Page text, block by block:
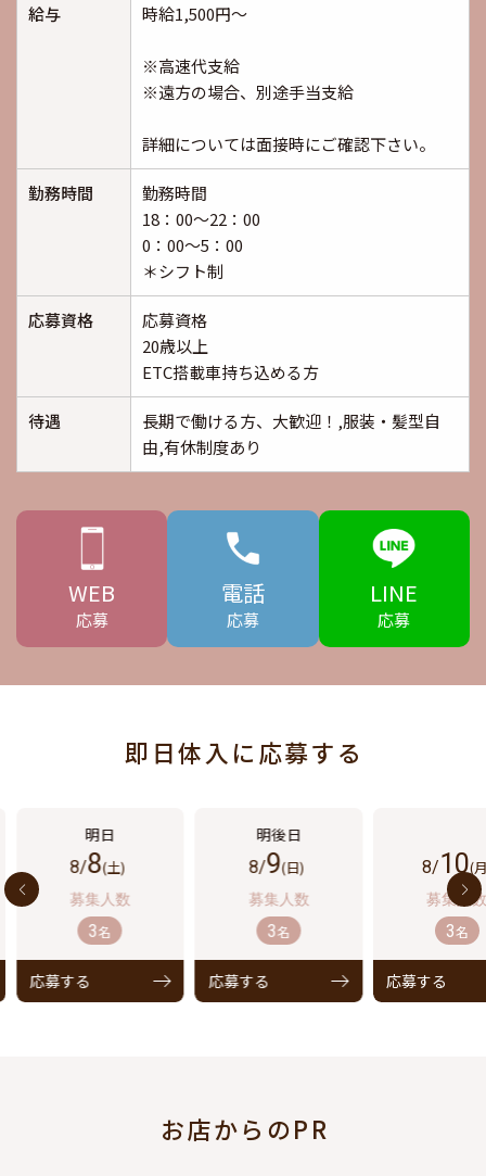
給与 時給1,500円～
※高速代支給
※遠方の場合、別途手当支給
詳細については面接時にご確認下さい。
勤務時間
勤務時間
18：00～22：00
0：00～5：00
＊シフト制
応募資格
応募資格
20歳以上
ETC搭載車持ち込める方
待遇
長期で働ける方、大歓迎！,服装・髪型自
由,有休制度あり
WEB
応募
電話
応募
LINE
応募
即日体入に応募する
8/8(土)
3名
応募する
8/9(日)
3名
応募する
8/10(
3名
応募する
お店からのPR